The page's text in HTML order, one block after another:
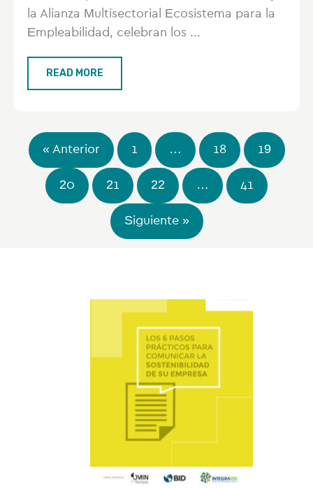
la Alianza Multisectorial Ecosistema para la
Empleabilidad, celebran los ...
READ MORE
« Anterior 1 … 18 19
20 21 22 … 41
Siguiente »
VER DOCUMENTO